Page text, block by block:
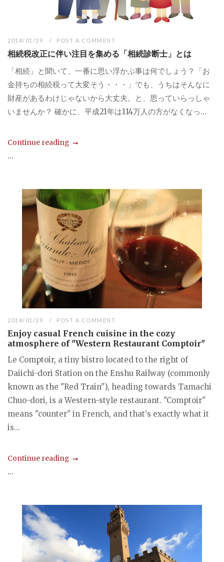
2014/01/29 POST A COMMENT
相続税改正に伴い注目を集める「相続診断士」とは
「相続」と聞いて、一番に思い浮かぶ事は何でしょう？「お
金持ちの相続税って大変そう・・・」でも、うちはそんなに
財産があるわけじゃないから大丈夫。と、思っていらっしゃ
いませんか？ 確かに、平成21年は114万人の方がなくなっ...
Continue reading
...
2014/01/29 POST A COMMENT
Enjoy casual French cuisine in the cozy
atmosphere of "Western Restaurant Comptoir"
Le Comptoir, a tiny bistro located to the right of
Daiichi-dori Station on the Enshu Railway (commonly
known as the "Red Train"), heading towards Tamachi
Chuo-dori, is a Western-style restaurant. "Comptoir"
means "counter" in French, and that's exactly what it
is...
Continue reading
...